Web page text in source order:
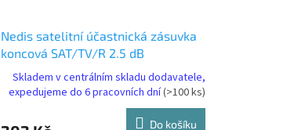
Nedis satelitní účastnická zásuvka
koncová SAT/TV/R 2.5 dB
(SWBX100WT)
Skladem v centrálním skladu dodavatele,
expedujeme do 6 pracovních dní(>100 ks)
Do košíku